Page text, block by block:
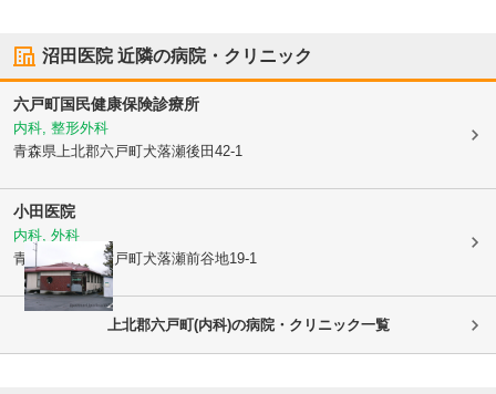
沼田医院近隣の病院・クリニック
六戸町国民健康保険診療所
内科, 整形外科
青森県上北郡六戸町犬落瀬後田42-1
小田医院
内科, 外科
青森県上北郡六戸町犬落瀬前谷地19-1
上北郡六戸町(内科)の病院・クリニック一覧